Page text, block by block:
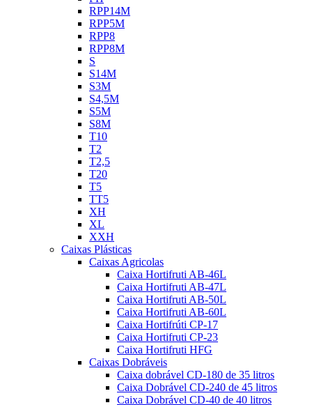
RPP14M
RPP5M
RPP8
RPP8M
S
S14M
S3M
S4,5M
S5M
S8M
T10
T2
T2,5
T20
T5
TT5
XH
XL
XXH
Caixas Plásticas
Caixas Agricolas
Caixa Hortifruti AB-46L
Caixa Hortifruti AB-47L
Caixa Hortifruti AB-50L
Caixa Hortifruti AB-60L
Caixa Hortifrúti CP-17
Caixa Hortifruti CP-23
Caixa Hortifruti HFG
Caixas Dobráveis
Caixa dobrável CD-180 de 35 litros
Caixa Dobrável CD-240 de 45 litros
Caixa Dobrável CD-40 de 40 litros